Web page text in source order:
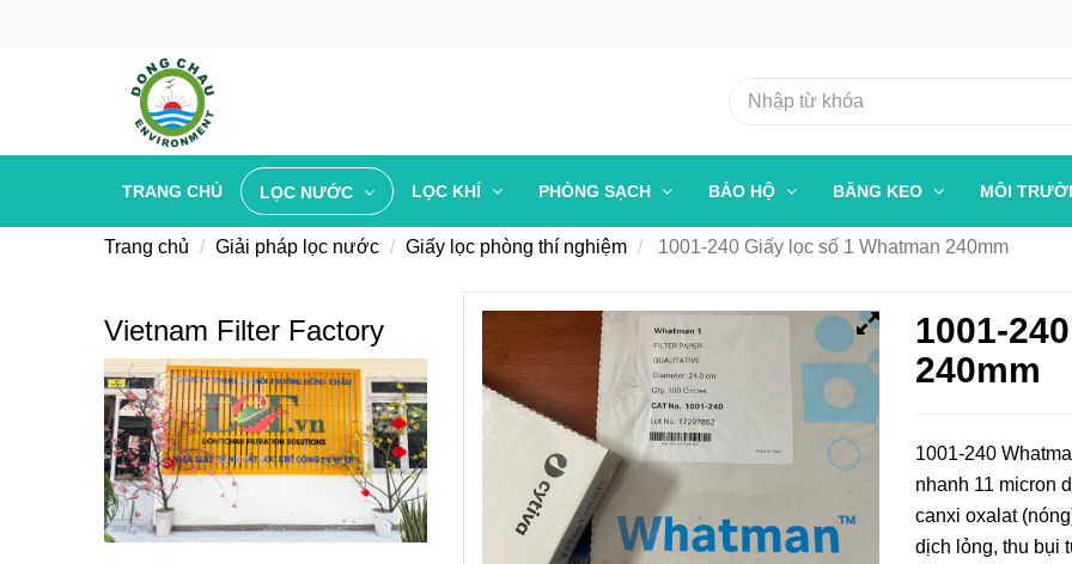
1001-
240mm
1001-240
nhanh 11 micron
canxi oxalat
dịch lỏng, thu bụi
Vietnam Filter Factory
TRANG CHỦ LỌC NƯỚC LỌC KHÍ PHÒNG SẠCH BẢO HỘ BĂNG KEO MÔI
Trang chủ Giải pháp lọc nước Giấy lọc phòng thí nghiệm 1001-240 Giấy lọc số 1 Whatman 240mm